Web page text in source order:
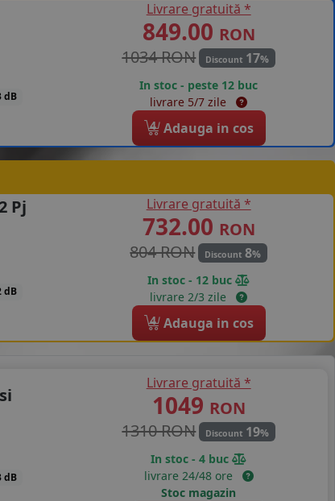
dB
Livrare gratuită *
849.00 RON
1034 RON
Discount 17%
In stoc - peste 12 buc
livrare 5/7 zile
4 Adauga in cos
Pj
dB
Livrare gratuită *
732.00 RON
804 RON
Discount8%
In stoc - 12 buc
livrare 2/3 zile
4 Adauga in cos
dB
Livrare gratuită *
1049 RON
1310 RON
Discount 19%
In stoc - 4 buc
livrare 24/48 ore
Stoc magazin